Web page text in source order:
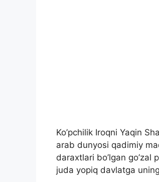
Ko’pchilik Iroqni Yaqin
arab dunyosi qadimiy
daraxtlari bo’lgan go’zal
juda yopiq davlatga